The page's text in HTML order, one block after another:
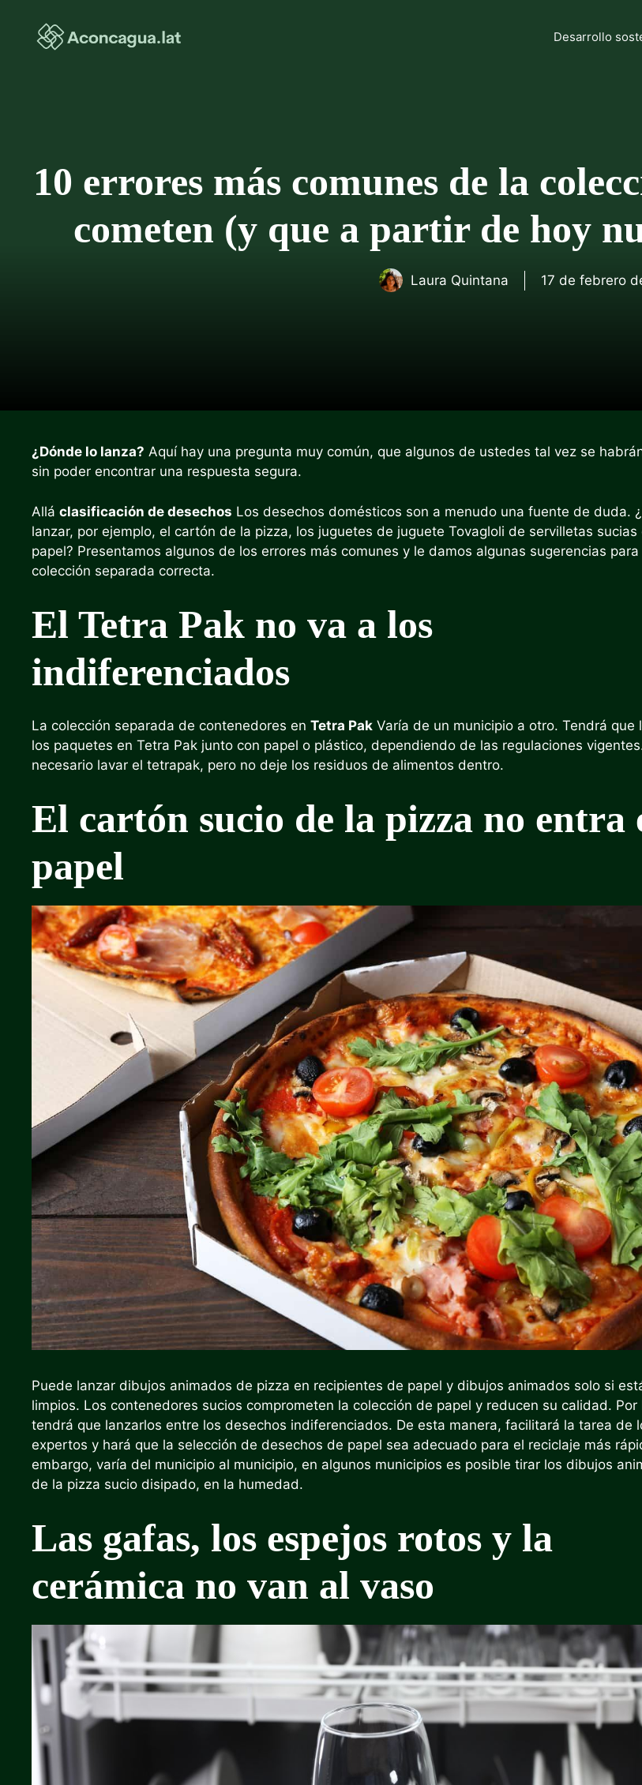
contenido
Desarrollo
10 errores más comunes de la
cometen (y que a partir de hoy
Laura Quintana 17 de febrero
¿Dónde lo lanza? Aquí hay una pregunta muy común, que algunos de ustedes tal vez se
sin poder encontrar una respuesta segura.
Allá clasificación de desechos Los desechos domésticos son a menudo una fuente de duda.
lanzar, por ejemplo, el cartón de la pizza, los juguetes de juguete Tovagloli de servilletas sucias
papel? Presentamos algunos de los errores más comunes y le damos algunas sugerencias para
colección separada correcta.
El Tetra Pak no va a los
indiferenciados
La colección separada de contenedores en Tetra Pak Varía de un municipio a otro. Tendrá que
los paquetes en Tetra Pak junto con papel o plástico, dependiendo de las regulaciones
necesario lavar el tetrapak, pero no deje los residuos de alimentos dentro.
El cartón sucio de la pizza no entra
papel
Puede lanzar dibujos animados de pizza en recipientes de papel y dibujos animados solo si
limpios. Los contenedores sucios comprometen la colección de papel y reducen su calidad. Por
tendrá que lanzarlos entre los desechos indiferenciados. De esta manera, facilitará la tarea de
expertos y hará que la selección de desechos de papel sea adecuado para el reciclaje más
embargo, varía del municipio al municipio, en algunos municipios es posible tirar los dibujos
de la pizza sucio disipado, en la humedad.
Las gafas, los espejos rotos y la
cerámica no van al vaso